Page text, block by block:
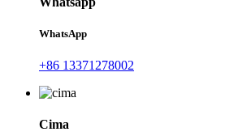
WhatsApp
+86 13371278002
Cima